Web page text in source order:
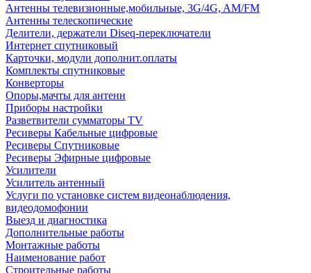
Антенны телевизионные,мобильные, 3G/4G, AM/FM
Антенны телескопические
Делители, держатели Diseq-переключатели
Интернет спутниковый
Карточки, модули дополнит.оплаты
Комплекты спутниковые
Конверторы
Опоры,мачты для антенн
Приборы настройки
Разветвители сумматоры TV
Ресиверы Кабельные цифровые
Ресиверы Спутниковые
Ресиверы Эфирные цифровые
Усилители
Усилитель антенный
Услуги по установке систем видеонаблюдения,
видеодомофонии
Выезд и диагностика
Дополнительные работы
Монтажные работы
Наименование работ
Строительные работы